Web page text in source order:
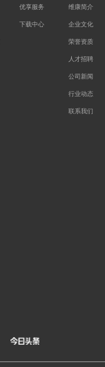
优享服务
下载中心
维康简介
企业文化
荣誉资质
人才招聘
公司新闻
行业动态
联系我们